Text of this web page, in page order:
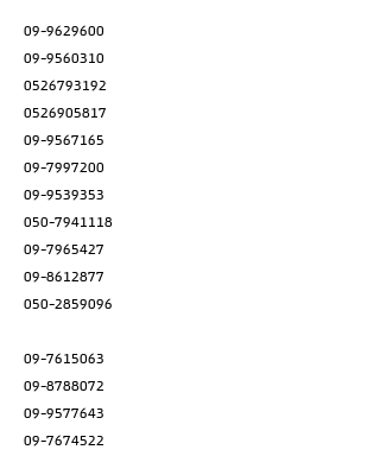
09-9629600
09-9560310
0526793192
0526905817
09-9567165
09-7997200
09-9539353
050-7941118
09-7965427
09-8612877
050-2859096
09-7615063
09-8788072
09-9577643
09-7674522